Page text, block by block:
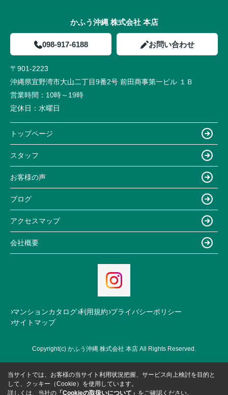
かふう沖縄 株式会社 本店
098-917-6188 お問い合わせ
〒901-2223
沖縄県宜野湾市大山二丁目9番2号 前田商事第一ビル １Ｂ
営業時間： 10時～19時
定休日： 水曜日
トップページ
スタッフ
お客様の声
ブログ
アクセスマップ
会社概要
マンションカタログ 利用規約 プライバシーポリシー
サイトマップ
Copyright(c) かふう沖縄 株式会社 本店 All Rights Reserved.
当サイトでは、お客様の当サイト利用状況把握、サービス向上検討を目的と
して、クッキー（Cookie）を使用しています。
詳しくは、当社の 「Cookieの取扱いについて」 をご確認ください。